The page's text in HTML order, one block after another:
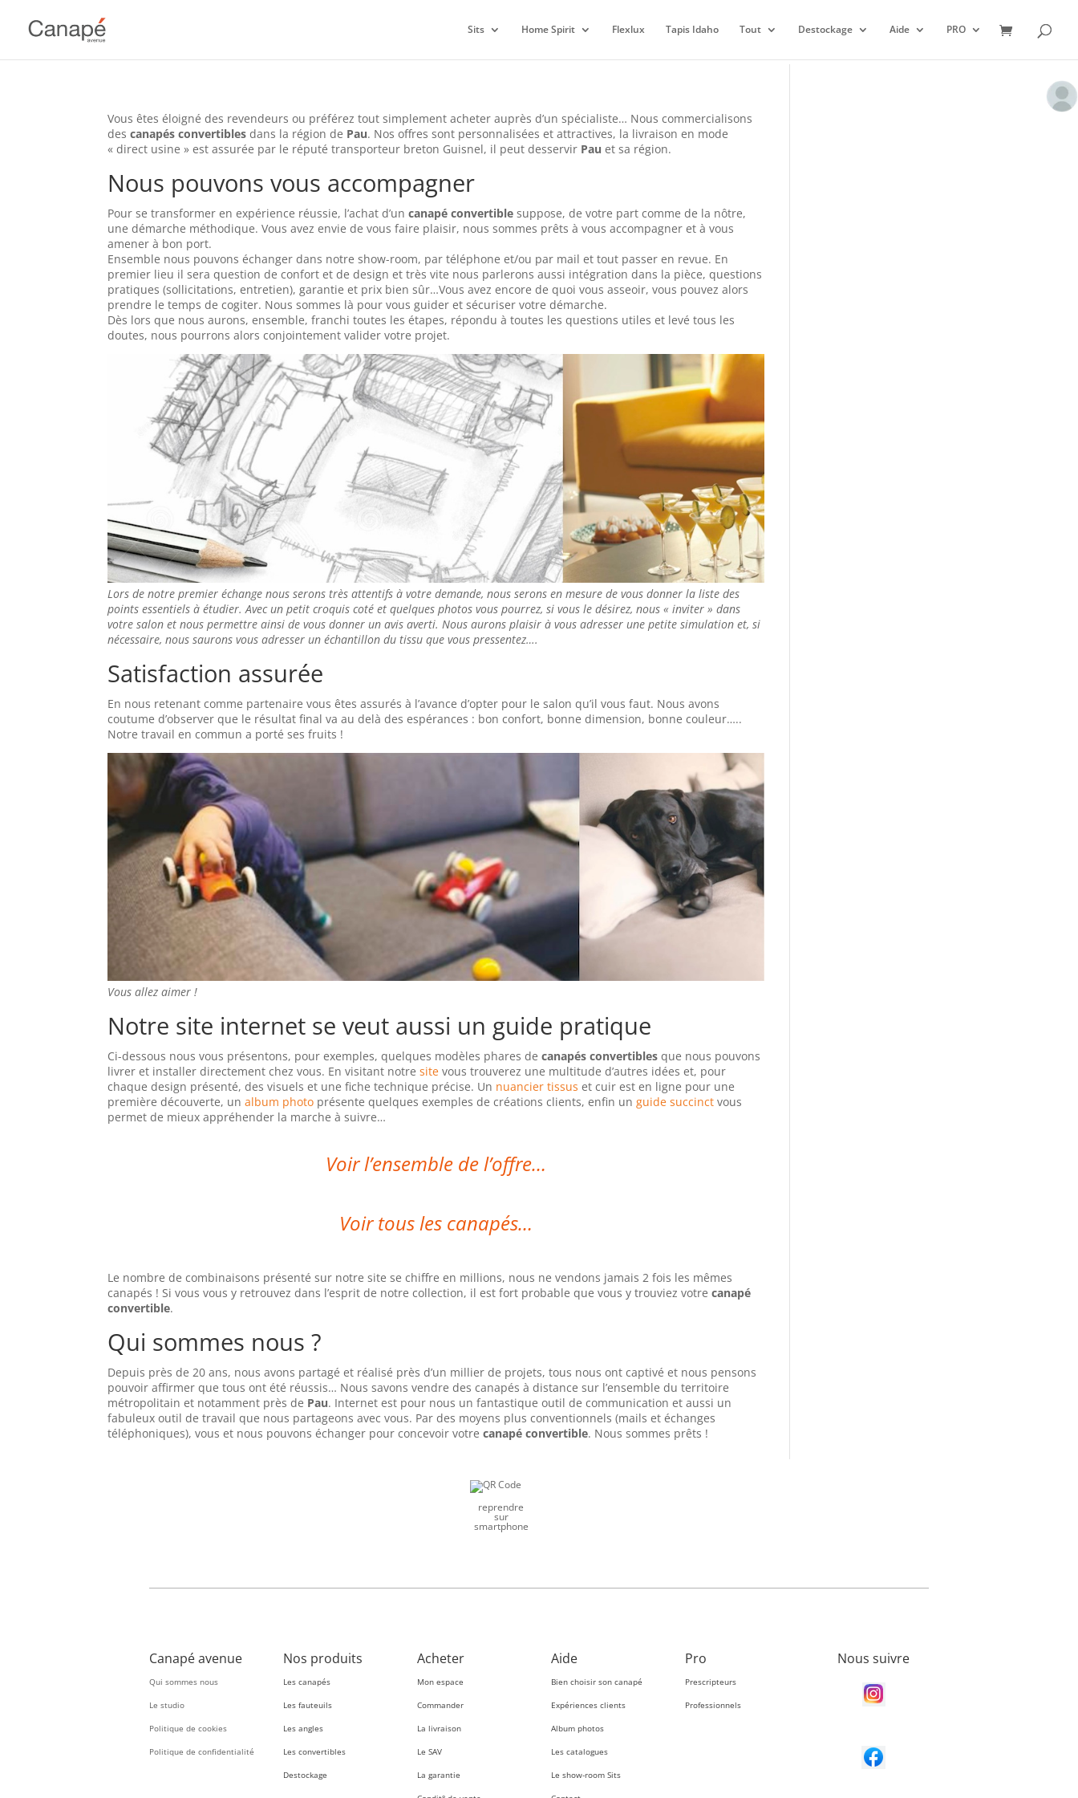
Sits Home Spirit Flexlux Tapis Idaho Tout Destockage Aide PRO
Vous êtes éloigné des revendeurs ou préférez tout simplement acheter auprès d’un spécialiste… Nous commercialisons
descanapés convertibles dans la région de Pau. Nos offres sont personnalisées et attractives, la livraison en mode
« direct usine » est assurée par le réputé transporteur breton Guisnel, il peut desservir Pau et sa région.
Nous pouvons vous accompagner
Pour se transformer en expérience réussie, l’achat d’uncanapé convertible suppose, de votre part comme de la nôtre,
une démarche méthodique. Vous avez envie de vous faire plaisir, nous sommes prêts à vous accompagner et à vous
amener à bon port.
Ensemble nous pouvons échanger dans notre show-room, par téléphone et/ou par mail et tout passer en revue. En
premier lieu il sera question de confort et de design et très vite nous parlerons aussi intégration dans la pièce, questions
pratiques (sollicitations, entretien), garantie et prix bien sûr…Vous avez encore de quoi vous asseoir, vous pouvez alors
prendre le temps de cogiter. Nous sommes là pour vous guider et sécuriser votre démarche.
Dès lors que nous aurons, ensemble, franchi toutes les étapes, répondu à toutes les questions utiles et levé tous les
doutes, nous pourrons alors conjointement valider votre projet.
Lors de notre premier échange nous serons très attentifs à votre demande, nous serons en mesure de vous donner la liste des
points essentiels à étudier. Avec un petit croquis coté et quelques photos vous pourrez, si vous le désirez, nous « inviter » dans
votre salon et nous permettre ainsi de vous donner un avis averti. Nous aurons plaisir à vous adresser une petite simulation et, si
nécessaire, nous saurons vous adresser un échantillon du tissu que vous pressentez….
Satisfaction assurée
En nous retenant comme partenaire vous êtes assurés à l’avance d’opter pour le salon qu’il vous faut. Nous avons
coutume d’observer que le résultat final va au delà des espérances : bon confort, bonne dimension, bonne couleur…..
Notre travail en commun a porté ses fruits !
Vous allez aimer !
Notre site internet se veut aussi un guide pratique
Ci-dessous nous vous présentons, pour exemples, quelques modèles phares decanapés convertibles que nous pouvons
livrer et installer directement chez vous. En visitant notresite vous trouverez une multitude d’autres idées et, pour
chaque design présenté, des visuels et une fiche technique précise. Un nuancier tissus et cuir est en ligne pour une
première découverte, unalbum photo présente quelques exemples de créations clients, enfin unguide succinct vous
permet de mieux appréhender la marche à suivre…
Voir l’ensemble de l’offre…
Voir tous les canapés…
Le nombre de combinaisons présenté sur notre site se chiffre en millions, nous ne vendons jamais 2 fois les mêmes
canapés ! Si vous vous y retrouvez dans l’esprit de notre collection, il est fort probable que vous y trouviez votrecanapé
convertible.
Qui sommes nous ?
Depuis près de 20 ans, nous avons partagé et réalisé près d’un millier de projets, tous nous ont captivé et nous pensons
pouvoir affirmer que tous ont été réussis… Nous savons vendre des canapés à distance sur l’ensemble du territoire
métropolitain et notamment près de Pau. Internet est pour nous un fantastique outil de communication et aussi un
fabuleux outil de travail que nous partageons avec vous. Par des moyens plus conventionnels (mails et échanges
téléphoniques), vous et nous pouvons échanger pour concevoir votrecanapé convertible. Nous sommes prêts !
reprendre
sur
smartphone
Canapé avenue
Qui sommes nous
Le studio
Politique de cookies
Politique de confidentialité
Nos produits
Les canapés
Les fauteuils
Les angles
Les convertibles
Destockage
Acheter
Mon espace
Commander
La livraison
Le SAV
La garantie
Aide
Bien choisir son canapé
Expériences clients
Album photos
Les catalogues
Le show-room Sits
Pro
Prescripteurs
Professionnels
Nous suivre